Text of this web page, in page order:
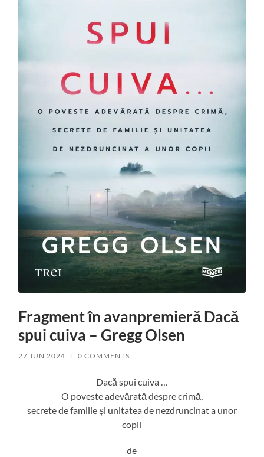
Fragment în avanpremieră Dacă
spui cuiva – Gregg Olsen
27 JUN 2024 / 0 COMMENTS
Dacă spui cuiva …
O poveste adevărată despre crimă,
secrete de familie și unitatea de nezdruncinat a unor
copii
de